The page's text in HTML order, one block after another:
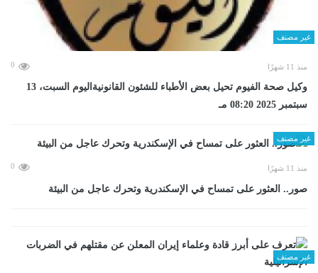
غير مصنف
منذ 11 شهرًا 0
وكيل صحة الفيوم تحيل بعض الأطباء للشئون القانونيةاليوم السبت، 13
سبتمبر 2025 08:20 مـ
غير مصنف
منذ 11 شهرًا 0
صور.. العثور على تمساح في الإسكندرية وتحرك عاجل من البيئة
غير مصنف